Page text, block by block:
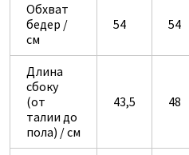
Обхват
бедер /
см
54 54
Длина
сбоку
(от
талии до
пола) / см
43,5 48